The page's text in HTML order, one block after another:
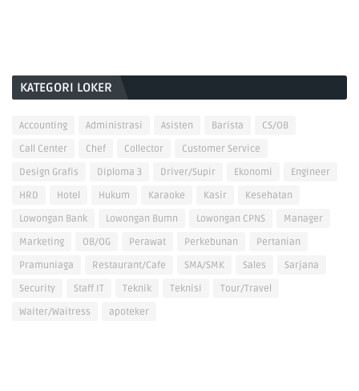
KATEGORI LOKER
Accounting Administrasi Asisten Barista
CS/OB
Call Center
Chef Collector
Customer Service
Design Grafis
Diploma 3 Driver/Supir Ekonomi
Engineer
HRD
Hotel Hukum Karaoke Kasir
Kesehatan
Lowongan Bank
Lowongan Bumn Lowongan CPNS
Manager
Marketing
OB/OG Perawat Perkebunan
Pertanian
Pramuniaga
Restaurant/Cafe SMA/SMK Sales
Sarjana
Security
Staff IT Teknik Teknisi
Tour/Travel
Waiter/Waitress
apoteker